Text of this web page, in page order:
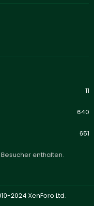
11
640
651
enthalten.
2024 XenForo Ltd.